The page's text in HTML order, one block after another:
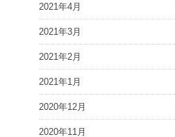
2021年4月
2021年3月
2021年2月
2021年1月
2020年12月
2020年11月